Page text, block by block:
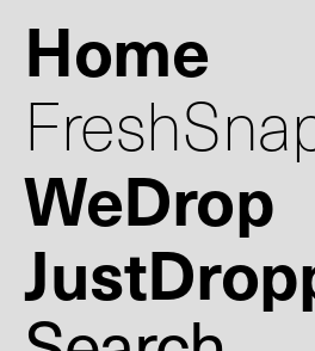
Home
WeDrop